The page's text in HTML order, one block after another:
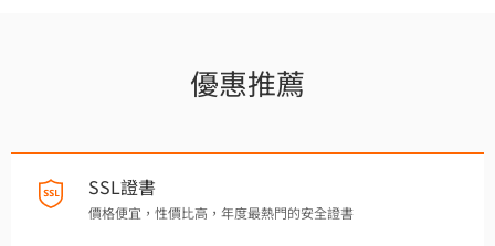
優惠推薦
SSL證書
價格便宜，性價比高，年度最熱門的安全證書